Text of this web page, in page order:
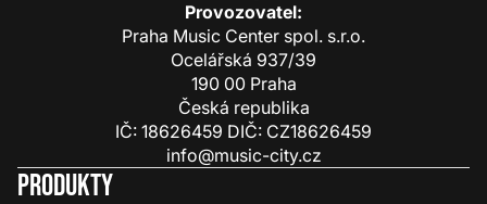
Provozovatel:
Praha Music Center spol. s.r.o.
Ocelářská 937/39
190 00 Praha
Česká republika
IČ: 18626459 DIČ: CZ18626459
info@music-city.cz
Produkty